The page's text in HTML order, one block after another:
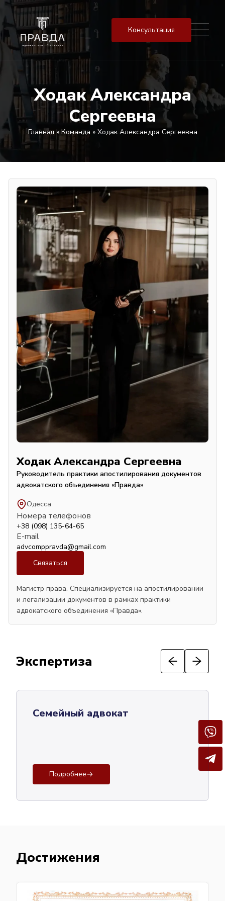
Консультация
Ходак Александра
Сергеевна
Главная » Команда » Ходак Александра Сергеевна
Ходак Александра Сергеевна
Руководитель практики апостилирования документов
адвокатского объединения «Правда»
Одесса
Номера телефонов
+38 (098) 135-64-65
E-mail
advcomppravda@gmail.com
Связаться
Магистр права. Специализируется на апостилировании
и легализации документов в рамках практики
адвокатского объединения «Правда».
Экспертиза
Семейный адвокат
Подробнее
Достижения